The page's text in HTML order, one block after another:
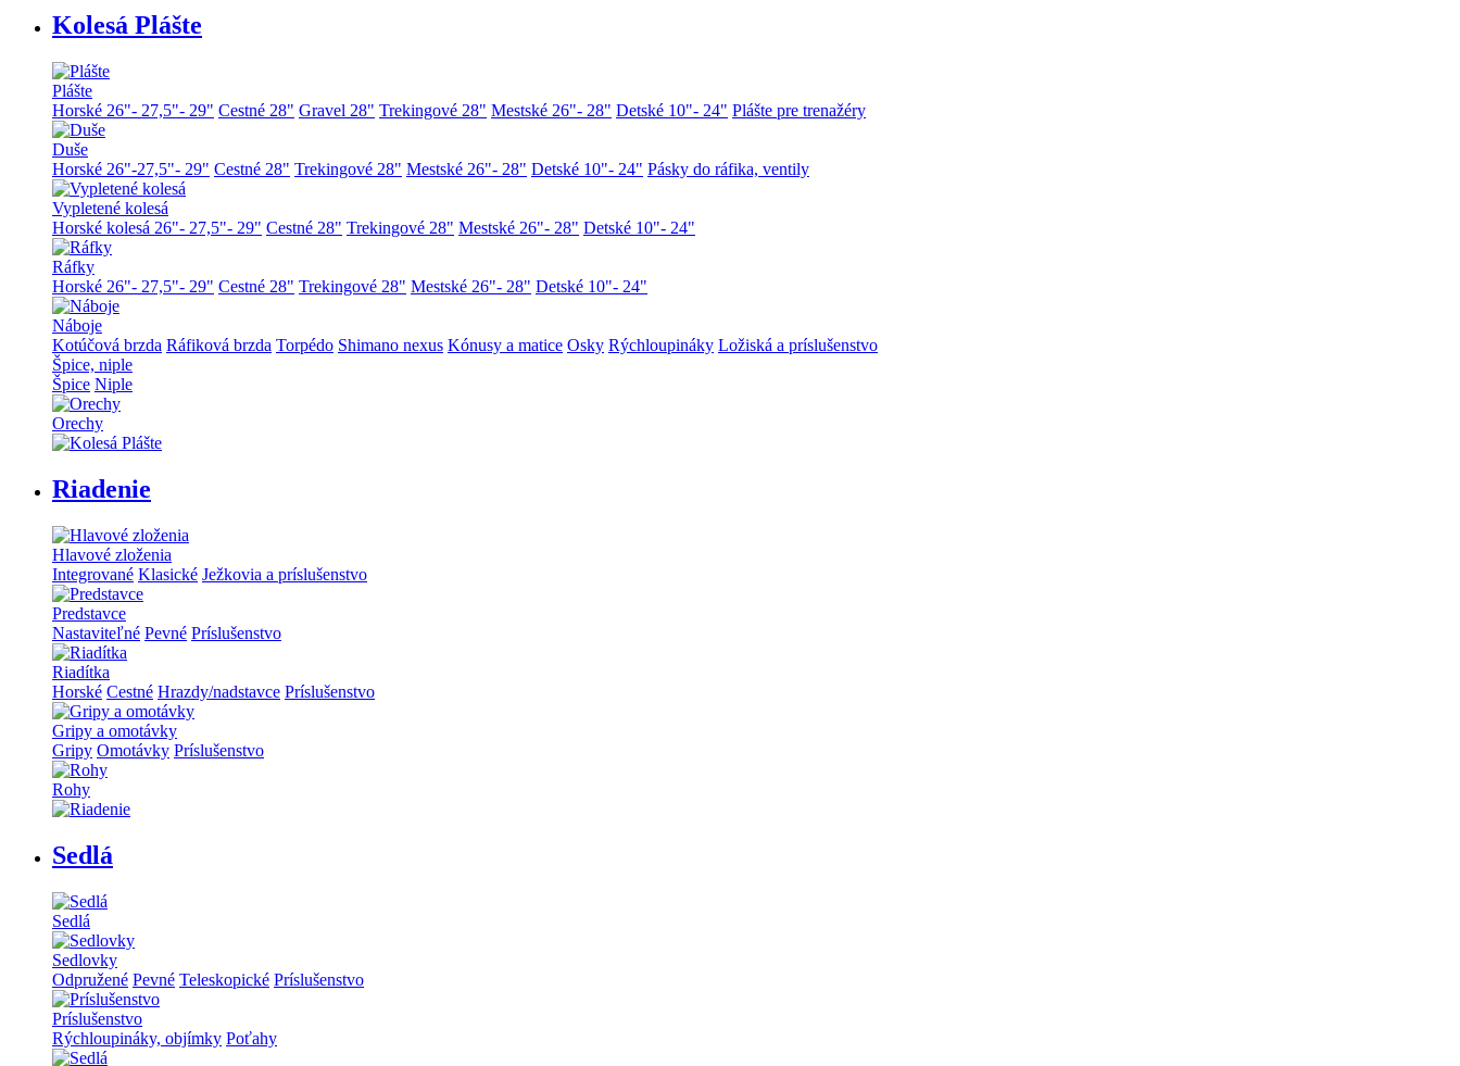
Kolesá Plášte
Plášte
Horské 26"- 27,5"- 29" Cestné 28" Gravel 28" Trekingové 28" Mestské 26"- 28" Detské 10"- 24" Plášte pre trenažéry
Duše
Horské 26"-27,5"- 29" Cestné 28" Trekingové 28" Mestské 26"- 28" Detské 10"- 24" Pásky do ráfika, ventily
Vypletené kolesá
Horské kolesá 26"- 27,5"- 29" Cestné 28" Trekingové 28" Mestské 26"- 28" Detské 10"- 24"
Ráfky
Horské 26"- 27,5"- 29" Cestné 28" Trekingové 28" Mestské 26"- 28" Detské 10"- 24"
Náboje
Kotúčová brzda Ráfiková brzda Torpédo Shimano nexus Kónusy a matice Osky Rýchloupináky Ložiská a príslušenstvo
Špice, niple
Špice Niple
Orechy
Riadenie
Hlavové zloženia
Integrované Klasické Ježkovia a príslušenstvo
Predstavce
Nastaviteľné Pevné Príslušenstvo
Riadítka
Horské Cestné Hrazdy/nadstavce Príslušenstvo
Gripy a omotávky
Gripy Omotávky Príslušenstvo
Rohy
Sedlá
Sedlá
Sedlovky
Odpružené Pevné Teleskopické Príslušenstvo
Príslušenstvo
Rýchloupináky, objímky Poťahy